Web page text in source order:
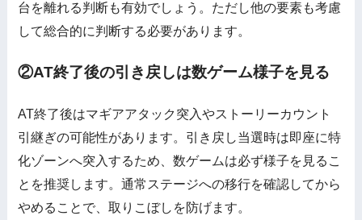
台を離れる判断も有効でしょう。ただし他の要素も考慮
して総合的に判断する必要があります。
②AT終了後の引き戻しは数ゲーム様子を見る
AT終了後はマギアアタック突入やストーリーカウント
引継ぎの可能性があります。引き戻し当選時は即座に特
化ゾーンへ突入するため、数ゲームは必ず様子を見るこ
とを推奨します。通常ステージへの移行を確認してから
やめることで、取りこぼしを防げます。